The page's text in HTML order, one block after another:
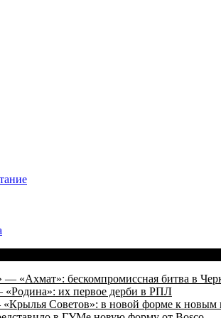
— «Ахмат»: бескомпромиссная битва в
«Родина»: их первое дерби в РПЛ
Советов»: в новой форме к новым